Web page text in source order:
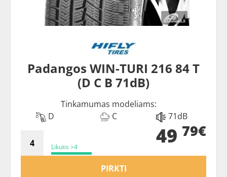
Padangos WIN-TURI 216 84 T
(D C B 71dB)
Tinkamumas modeliams:
D
C 71dB
Likutis >4 49 79€
PIRKTI